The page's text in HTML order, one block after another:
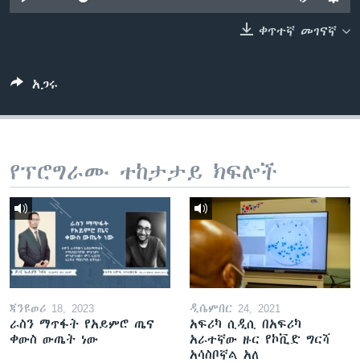
ቀጥተኛ መገናኛ
አጋሩ
የፕሮግራሙ ተከታታይ ክፍሎች
ጃንዩወሪ 18, 2023
ራስን ማጥፋት የአይምሮ ጤና
ቀውስ ውጤት ነው
ዲሴምበር 24, 2021
አፍሪካ ሲዲሲ በአፍሪካ
አራተኛው ዙር የኮቪድ ግርሻ
አሳስቦኛል አለ